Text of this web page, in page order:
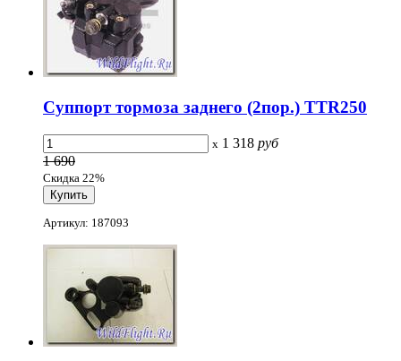
Суппорт тормоза заднего (2пор.) TTR250
x 1 318 руб
1 690
Скидка 22%
Артикул: 187093